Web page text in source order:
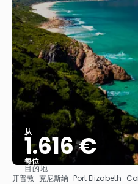
从
1.616 €
每位
目的地
开普敦 · 克尼斯纳 · Port Elizabeth ·